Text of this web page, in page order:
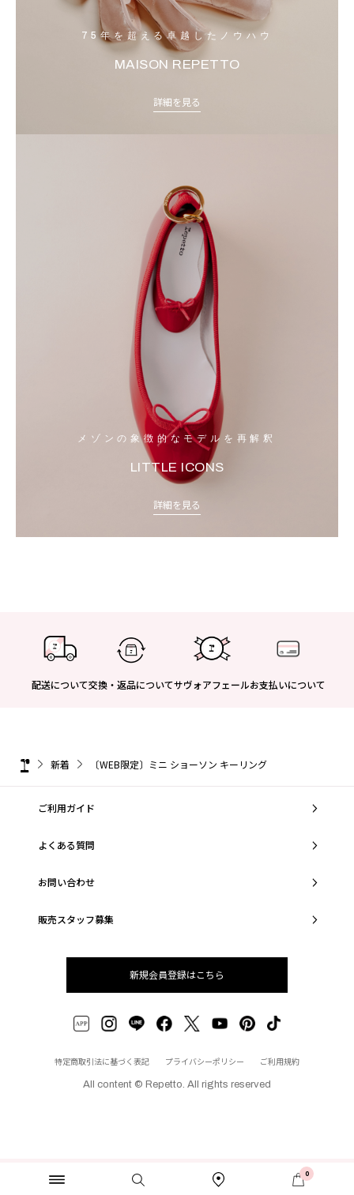
0
75年を超える卓越したノウハウ
MAISON REPETTO
詳細を見る
メゾンの象徴的なモデルを再解釈
LITTLE ICONS
詳細を見る
配送について交換・返品についてサヴォアフェールお支払いについて
新着 〔WEB限定〕ミニ ショーソン キーリング
ご利用ガイド
よくある質問
お問い合わせ
販売スタッフ募集
新規会員登録はこちら
特定商取引法に基づく表記 プライバシーポリシー ご利用規約
All content © Repetto. All rights reserved